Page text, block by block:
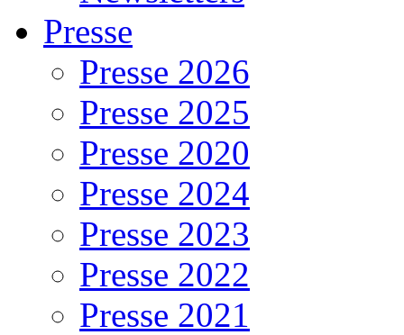
Presse
Presse 2026
Presse 2025
Presse 2020
Presse 2024
Presse 2023
Presse 2022
Presse 2021